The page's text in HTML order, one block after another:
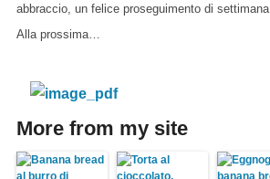
abbraccio, un felice proseguimento di settimana.
Alla prossima…
More from my site